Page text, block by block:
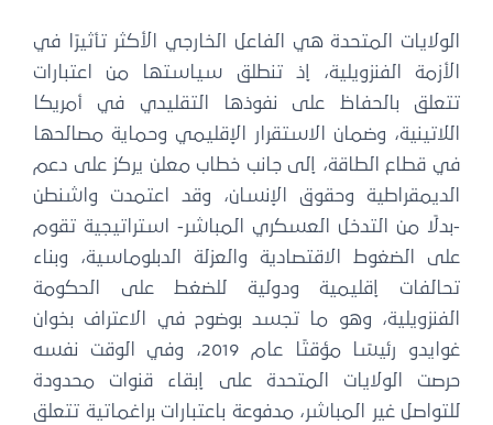
الولايات المتحدة هي الفاعل الخارجي الأكثر تأثيرًا في
الأزمة الفنزويلية، إذ تنطلق سياستها من اعتبارات
تتعلق بالحفاظ على نفوذها التقليدي في أمريكا
اللاتينية، وضمان الاستقرار الإقليمي وحماية مصالحها
في قطاع الطاقة، إلى جانب خطاب معلن يركز على دعم
الديمقراطية وحقوق الإنسان، وقد اعتمدت واشنطن
-بدلًا من التدخل العسكري المباشر- استراتيجية تقوم
على الضغوط الاقتصادية والعزلة الدبلوماسية، وبناء
تحالفات إقليمية ودولية للضغط على الحكومة
الفنزويلية، وهو ما تجسد بوضوح في الاعتراف بخوان
غوايدو رئيسًا مؤقتًا عام 2019، وفي الوقت نفسه
حرصت الولايات المتحدة على إبقاء قنوات محدودة
للتواصل غير المباشر، مدفوعة باعتبارات براغماتية تتعلق